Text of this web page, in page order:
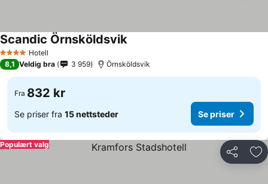
4 StjernerHotell
Scandic ÖrnsköldsvikSe priser
8,1 Veldig bra 3 959 Örnsköldsvik
Fra 832 kr
Se priser fra 15 nettsteder Se priser
Del
Populært valg